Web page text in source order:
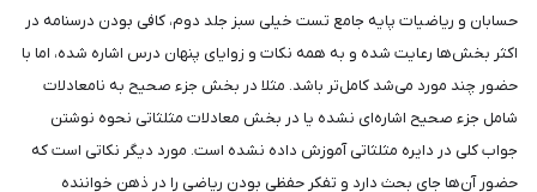
حسابان و ریاضیات پایه جامع تست خیلی سبز جلد دوم، کافی بودن درسنامه در
اکثر بخش‌ها رعایت شده و به همه نکات و زوایای پنهان درس اشاره شده، اما با
حضور چند مورد می‌شد کامل‌تر باشد. مثلا در بخش جزء صحیح به نامعادلات
شامل جزء صحیح اشاره‌ای نشده یا در بخش معادلات مثلثاتی نحوه نوشتن
جواب کلی در دایره مثلثاتی آموزش داده نشده است. مورد دیگر نکاتی است که
حضور آن‌ها جای بحث دارد و تفکر حفظی بودن ریاضی را در ذهن خواننده